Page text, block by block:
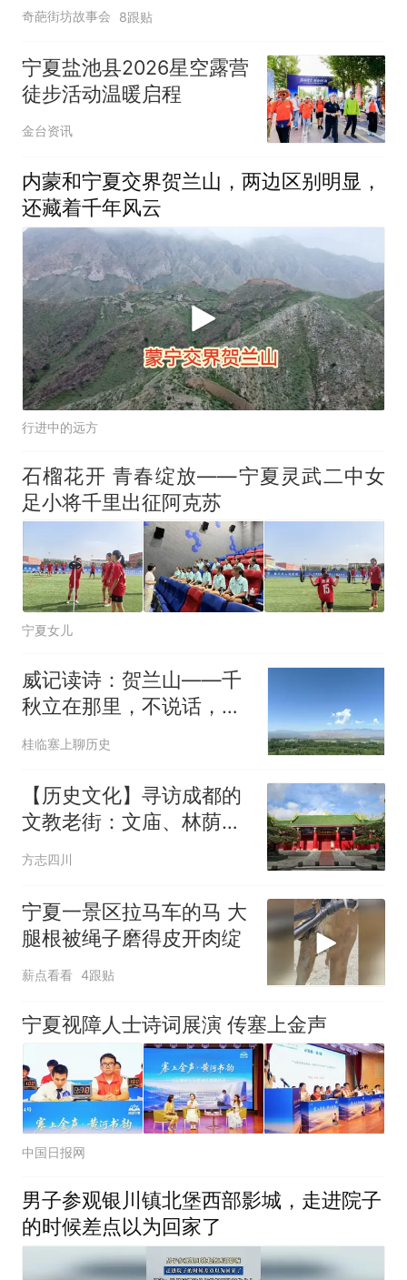
奇葩街坊故事会 8跟贴
宁夏盐池县2026星空露营
徒步活动温暖启程
金台资讯
内蒙和宁夏交界贺兰山，两边区别明显，
还藏着千年风云
行进中的远方
石榴花开 青春绽放——宁夏灵武二中女
足小将千里出征阿克苏
宁夏女儿
威记读诗：贺兰山——千
秋立在那里，不说话，却
什么都说了
桂临塞上聊历史
【历史文化】寻访成都的
文教老街：文庙、林荫、
宁夏‖王 欣
方志四川
宁夏一景区拉马车的马 大
腿根被绳子磨得皮开肉绽
薪点看看 4跟贴
宁夏视障人士诗词展演 传塞上金声
中国日报网
男子参观银川镇北堡西部影城，走进院子
的时候差点以为回家了